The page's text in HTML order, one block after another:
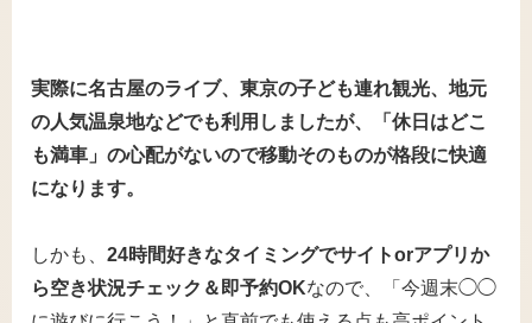
実際に名古屋のライブ、東京の子ども連れ観光、地元
の人気温泉地などでも利用しましたが、「休日はどこ
も満車」の心配がないので移動そのものが格段に快適
になります。
しかも、 24時間好きなタイミングでサイトorアプリか
ら空き状況チェック＆即予約OKなので、「今週末◯◯